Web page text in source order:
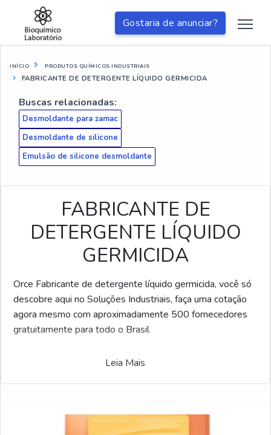
Gostaria de anunciar?
INÍCIO PRODUTOS QUÍMICOS INDUSTRIAIS
FABRICANTE DE DETERGENTE LÍQUIDO GERMICIDA
Buscas relacionadas:
Desmoldante para zamac
Desmoldante de silicone
Emulsão de silicone desmoldante
FABRICANTE DE
DETERGENTE LÍQUIDO
GERMICIDA
Orce Fabricante de detergente líquido germicida, você só
descobre aqui no Soluções Industriais, faça uma cotação
agora mesmo com aproximadamente 500 fornecedores
gratuitamente para todo o Brasil
Leia Mais